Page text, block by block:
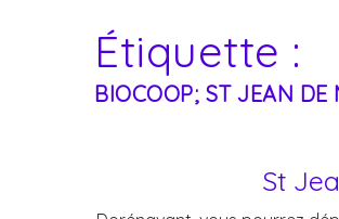
Étiquette :
BIOCOOP; ST JEAN DE
St